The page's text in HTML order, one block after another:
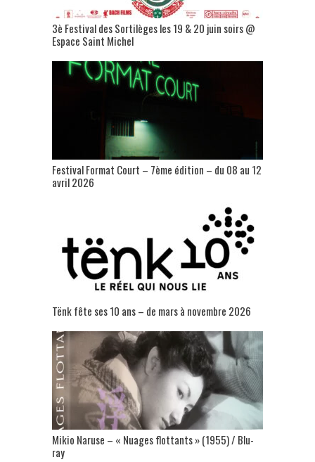
3è Festival des Sortilèges les 19 & 20 juin soirs @
Espace Saint Michel
Festival Format Court – 7ème édition – du 08 au 12
avril 2026
Tënk fête ses 10 ans – de mars à novembre 2026
Mikio Naruse – « Nuages flottants » (1955) / Blu-
ray